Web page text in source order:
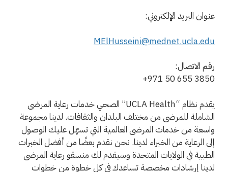
عنوان البريد الإلكتروني:
MElHusseini@mednet.ucla.edu
رقم الاتصال:
+971 50 655 3850
يقدم نظام “UCLA Health” الصحي خدمات رعاية المرضى
الشاملة للمرضى من مختلف البلدان والثقافات. لدينا مجموعة
واسعة من خدمات المرضى العالمية التي تسهّل عليك الوصول
إلى الرعاية من الخبراء لدينا. نحن نقدم بعضًا من أفضل الخبرات
الطبية في الولايات المتحدة وسيقدم لك منسقو رعاية المرضى
لدينا إرشادات مخصصة تساعدك في كل خطوة من خطوات